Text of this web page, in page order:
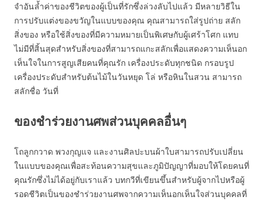
จำอันล้ำค่าของชีวิตของผู้เป็นที่รักซึ่งล่วงลับไปแล้ว มีหลายวิธีใน
การปรับแต่งของขวัญในแบบของคุณ คุณสามารถใส่รูปถ่าย สลัก
สิ่งของ หรือใช้สิ่งของที่มีความหมายเป็นพิเศษกับผู้เศร้าโศก แทบ
ไม่มีที่สิ้นสุดสำหรับสิ่งของที่สามารถแกะสลักเพื่อแสดงความเห็นอก
เห็นใจในการสูญเสียคนที่คุณรัก เครื่องประดับทุกชนิด กรอบรูป
เครื่องประดับสำหรับต้นไม้ในวันหยุด โล่ หรือหินในสวน สามารถ
สลักชื่อ วันที่
ของชำร่วยงานศพส่วนบุคคลอื่นๆ
โถลูกกวาด พวงกุญแจ และงานศิลปะบนผ้าใบสามารถปรับเปลี่ยน
ในแบบของคุณเพื่อสะท้อนความสุขและภูมิปัญญาที่มอบให้โดยคนที่
คุณรักซึ่งไม่ได้อยู่กับเราแล้ว บทกวีที่เขียนขึ้นสำหรับผู้จากไปหรือผู้
รอดชีวิตเป็นของชำร่วยงานศพจากความเห็นอกเห็นใจส่วนบุคคลที่